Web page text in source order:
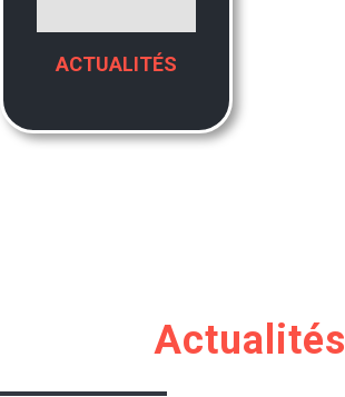
ACTUALITÉS
Actualités